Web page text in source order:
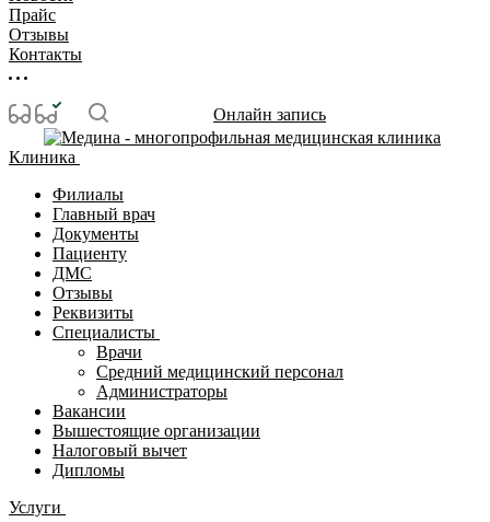
Прайс
Отзывы
Контакты
Онлайн запись
Клиника
Филиалы
Главный врач
Документы
Пациенту
ДМС
Отзывы
Реквизиты
Специалисты
Врачи
Средний медицинский персонал
Администраторы
Вакансии
Вышестоящие организации
Налоговый вычет
Дипломы
Услуги